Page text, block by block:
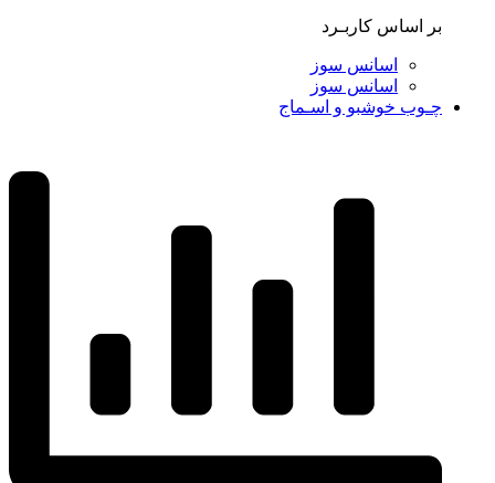
بر اساس کاربـرد
اسانس سوز
اسانس سوز
چـوب خوشبو و اسـماج